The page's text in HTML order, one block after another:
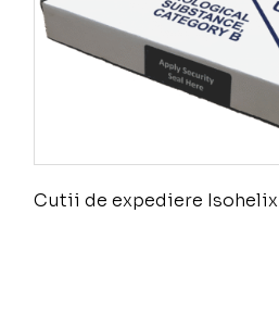
Cutii de expediere Isohelix